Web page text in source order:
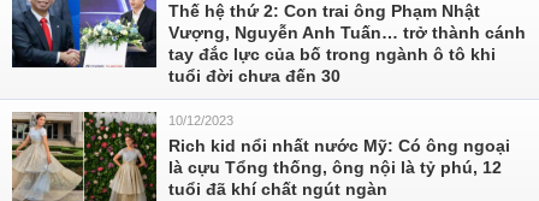
Thế hệ thứ 2: Con trai ông Phạm Nhật
Vượng, Nguyễn Anh Tuấn… trở thành cánh
tay đắc lực của bố trong ngành ô tô khi
tuổi đời chưa đến 30
10/12/2023
Rich kid nổi nhất nước Mỹ: Có ông ngoại
là cựu Tổng thống, ông nội là tỷ phú, 12
tuổi đã khí chất ngút ngàn